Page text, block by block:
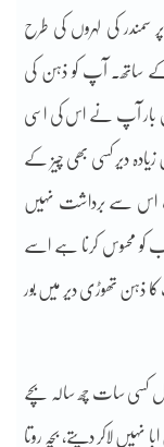
کی لہروں کی طرح
ساتھ۔ آپ کو ذہن کی
اس بار آپ نے اس کی اسی
دیر کسی بھی چیز کے
اس سے برداشت نہیں
محسوس کرنا ہے اسے
ذہن تھوڑی دیر میں بور
بلکل کسی سات چھ سالہ بچے
نہیں لاکر دیتے، بچہ روتا